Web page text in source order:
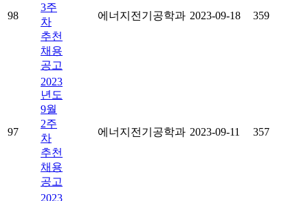
98
3주
차
추천
채용
공고
에너지전기공학과 2023-09-18 359
97
2023
년도
9월
2주
차
추천
채용
공고
에너지전기공학과 2023-09-11 357
2023